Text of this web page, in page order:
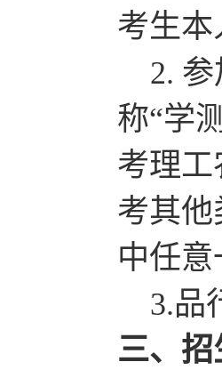
考生
2. 参
称“学
考理
考其
中任
3.品
三、